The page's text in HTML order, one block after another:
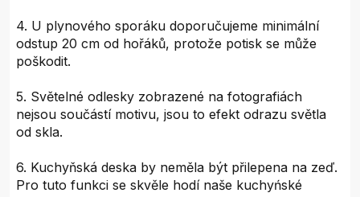
4. U plynového sporáku doporučujeme minimální
odstup 20 cm od hořáků, protože potisk se může
poškodit.
5. Světelné odlesky zobrazené na fotografiách
nejsou součástí motivu, jsou to efekt odrazu světla
od skla.
6. Kuchyňská deska by neměla být přilepena na zeď.
Pro tuto funkci se skvěle hodí naše kuchyńské